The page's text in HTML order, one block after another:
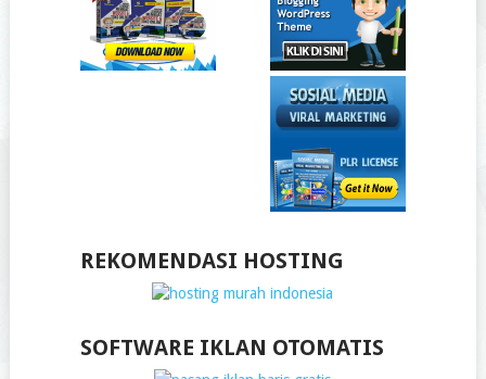
REKOMENDASI HOSTING
SOFTWARE IKLAN OTOMATIS